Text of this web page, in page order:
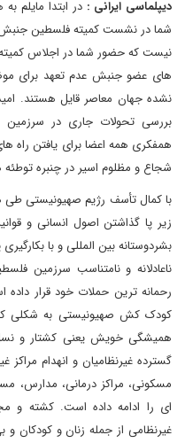
دیپلماسی ایرانی : در ابتدا مایلم
شما در نشست کمیته فلسطین جنبش
نیست که حضور شما در اجلاس
های عضو جنبش عدم تعهد برای
نشده جهان معاصر قایل هستند.
بررسی تحولات جاری در
همفکری همه اعضا برای یافتن راه
شجاع و مظلوم اسیر در چنبره
با کمال تأسف رژیم صهیونیستی طی
زیر پا گذاشتن اصول انسانی و
بشردوستانه بین المللی و با
ناعادلانه و نامتناسب سرزمین
رحمانه ترین حملات خود قرار داده
کودک کش صهیونیستی به شکلی
همیشگی خویش یعنی کشتار و
گسترده غیرنظامیان و انهدام مراکز
مسکونی، مراکز درمانی، مدارس،
ای را ادامه داده است. کشته و
غیرنظامی از جمله زنان و کودکان و